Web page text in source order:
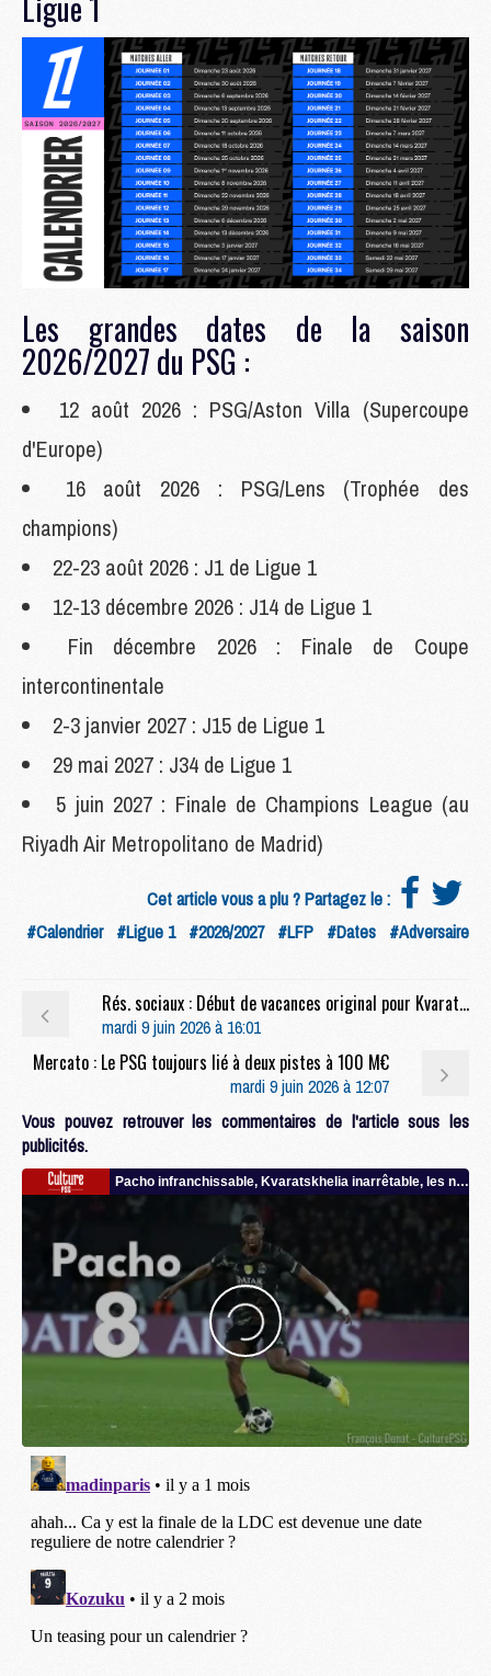
Les grandes dates de la saison
2026/2027 du PSG :
12 août 2026 : PSG/Aston Villa (Supercoupe
d'Europe)
16 août 2026 : PSG/Lens (Trophée des
champions)
22-23 août 2026 : J1 de Ligue 1
12-13 décembre 2026 : J14 de Ligue 1
Fin décembre 2026 : Finale de Coupe
intercontinentale
2-3 janvier 2027 : J15 de Ligue 1
29 mai 2027 : J34 de Ligue 1
5 juin 2027 : Finale de Champions League (au
Riyadh Air Metropolitano de Madrid)
Cet article vous a plu ? Partagez le :
#Calendrier #Ligue 1 #2026/2027 #LFP #Dates #Adversaire
Rés. sociaux : Début de vacances original pour Kvaratskhelia
mardi 9 juin 2026 à 16:01
Mercato : Le PSG toujours lié à deux pistes à 100 M€
mardi 9 juin 2026 à 12:07
Vous pouvez retrouver les commentaires de l'article sous les
publicités.